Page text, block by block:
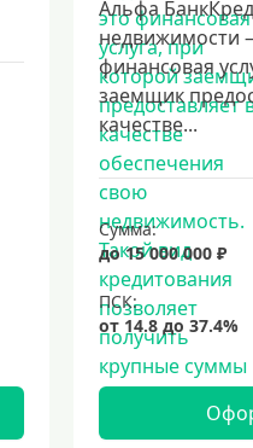
Альфа
недвижимости
финансовая
заемщик
качестве...
Сумма:
до 15 000 000 ₽